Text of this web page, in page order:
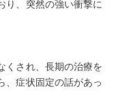
り、突然の強い衝撃に
くされ、長期の治療を
、症状固定の話があっ